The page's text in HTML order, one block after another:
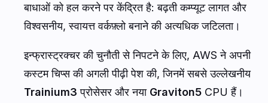
बाधाओं को हल करने पर केंद्रित है: बढ़ती कम्प्यूट लागत और
विश्वसनीय, स्वायत्त वर्कफ़्लो बनाने की अत्यधिक जटिलता।
इन्फ्रास्ट्रक्चर की चुनौती से निपटने के लिए, AWS ने अपनी
कस्टम चिप्स की अगली पीढ़ी पेश की, जिनमें सबसे उल्लेखनीय
Trainium3 प्रोसेसर और नया Graviton5 CPU हैं।